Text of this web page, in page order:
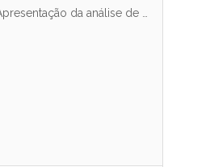
Apresentação da análise de riscos e custos comparativos com a estrutura de concreto, dificuldades e características da associação híbrida no sistema construtivo de edifícios de andares múltiplos.